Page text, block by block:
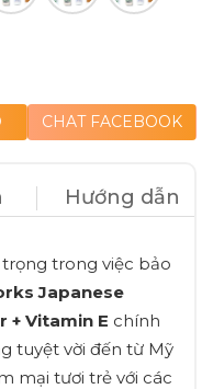
CHAT FACEBOOK
Hướng dẫn
trong việc bảo
Japanese
+ Vitamin E chính
tuyệt vời đến từ Mỹ
mại tươi trẻ với các